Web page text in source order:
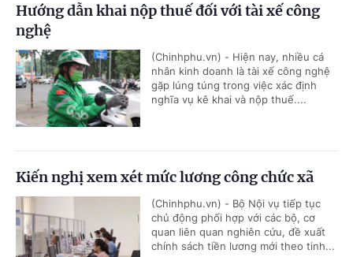
Hướng dẫn khai nộp thuế đối với tài xế công
nghệ
(Chinhphu.vn) - Hiện nay, nhiều cá
nhân kinh doanh là tài xế công nghệ
gặp lúng túng trong việc xác định
nghĩa vụ kê khai và nộp thuế....
Kiến nghị xem xét mức lương công chức xã
(Chinhphu.vn) - Bộ Nội vụ tiếp tục
chủ động phối hợp với các bộ, cơ
quan liên quan nghiên cứu, đề xuất
chính sách tiền lương mới theo tinh...